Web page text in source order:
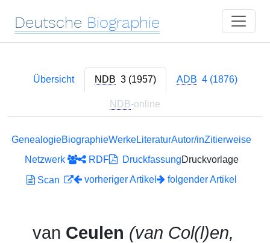
Deutsche Biographie
Übersicht NDB 3 (1957) ADB 4 (1876)
NDB-online
GenealogieBiographieWerkeLiteraturAutor/inZitierweise
Netzwerk
RDF DruckfassungDruckvorlage
Scan
vorheriger Artikel folgender Artikel
van Ceulen (van Col(l)en,